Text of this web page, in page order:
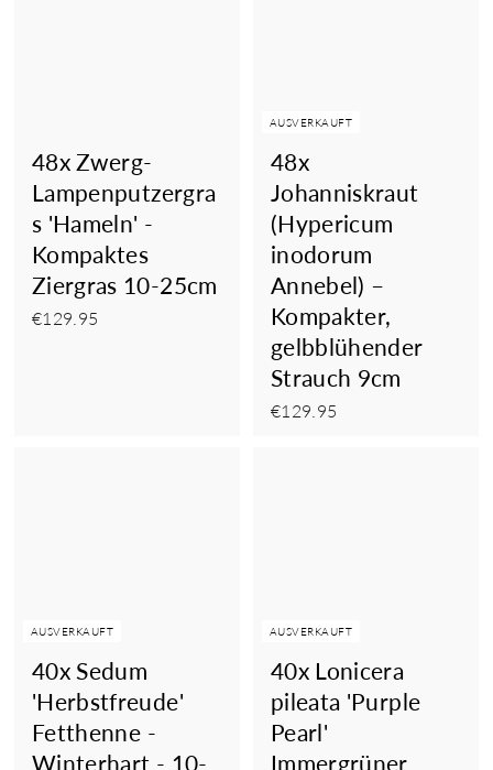
48x Zwerg-
Lampenputzergra
s 'Hameln' -
Kompaktes
Ziergras 10-25cm
€129.95
AUSVERKAUFT
48x
Johanniskraut
(Hypericum
inodorum
Annebel) –
Kompakter,
gelbblühender
Strauch 9cm
€129.95
AUSVERKAUFT
40x Sedum
'Herbstfreude'
Fetthenne -
Winterhart - 10-
AUSVERKAUFT
40x Lonicera
pileata 'Purple
Pearl'
Immergrüner